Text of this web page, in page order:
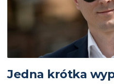
Jedna krótka